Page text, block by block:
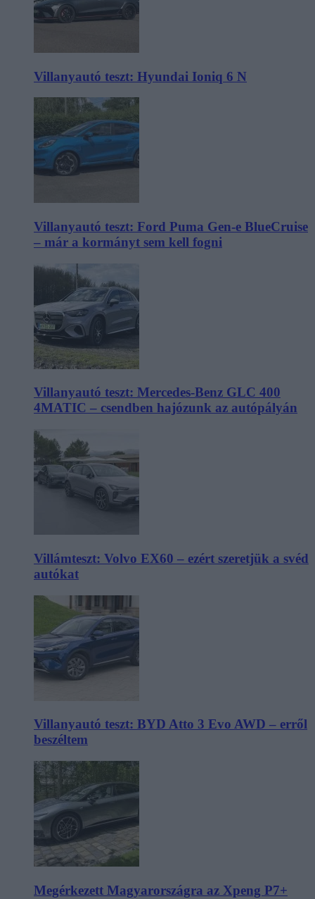
Villanyautó teszt: Hyundai Ioniq 6 N
Villanyautó teszt: Ford Puma Gen-e BlueCruise
– már a kormányt sem kell fogni
Villanyautó teszt: Mercedes-Benz GLC 400
4MATIC – csendben hajózunk az autópályán
Villámteszt: Volvo EX60 – ezért szeretjük a svéd
autókat
Villanyautó teszt: BYD Atto 3 Evo AWD – erről
beszéltem
Megérkezett Magyarországra az Xpeng P7+